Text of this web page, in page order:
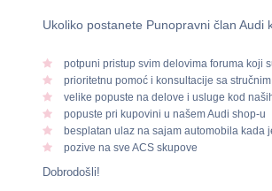
Ukoliko postanete Punopravni član Audi
potpuni pristup svim delovima foruma koji
prioritetnu pomoć i konsultacije sa
velike popuste na delove i usluge kod
popuste pri kupovini u našem Audi shop-u
besplatan ulaz na sajam automobila kada
pozive na sve ACS skupove
Dobrodošli!